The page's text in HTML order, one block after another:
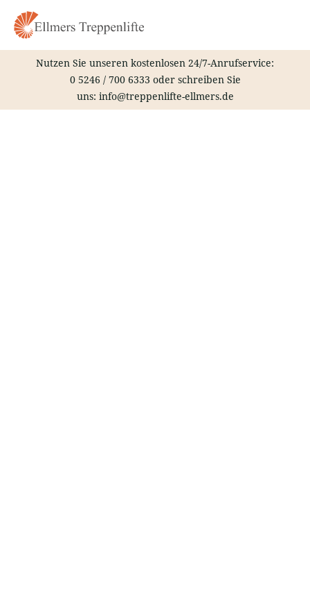
Inhalt
springen
Nutzen Sie unseren kostenlosen 24/7-Anrufservice:
0 5246 / 700 6333 oder schreiben Sie
uns: info@treppenlifte-ellmers.de